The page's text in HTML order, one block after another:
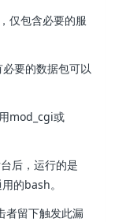
仅包含必要的服
要的数据包可以
mod_cgi或
后，运行的是
的bash。
者留下触发此漏